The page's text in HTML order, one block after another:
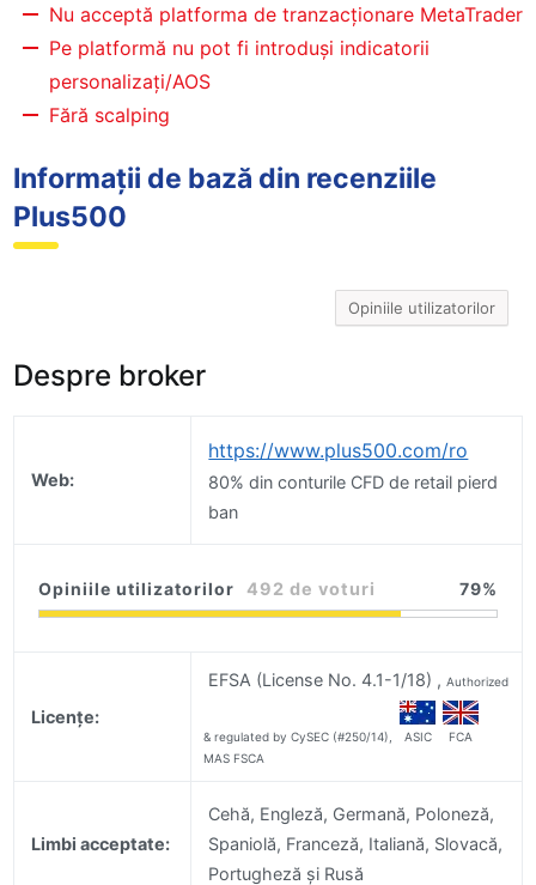
Nu acceptă platforma de tranzacționare MetaTrader
Pe platformă nu pot fi introduși indicatorii
personalizați/AOS
Fără scalping
Informații de bază din recenziile
Plus500
Opiniile utilizatorilor
Despre broker
Web:
https://www.plus500.com/ro
80% din conturile CFD de retail pierd
ban
Opiniile utilizatorilor 492 de voturi 79
Licențe:
EFSA (License No. 4.1-1/18) , Authorized
& regulated by CySEC (#250/14), ASIC
FCA
MAS FSCA
Limbi acceptate:
Cehă, Engleză, Germană, Poloneză,
Spaniolă, Franceză, Italiană, Slovacă,
Portugheză și Rusă